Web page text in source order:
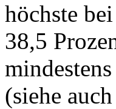
höchste
38,5
(siehe